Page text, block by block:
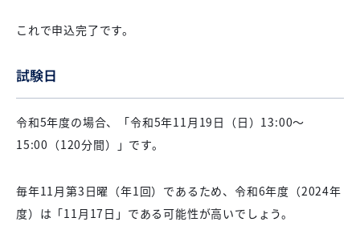
これで申込完了です。
試験日
令和5年度の場合、「令和5年11月19日（日）13:00〜
15:00（120分間）」です。
毎年11月第3日曜（年1回）であるため、令和6年度（2024年
度）は「11月17日」である可能性が高いでしょう。